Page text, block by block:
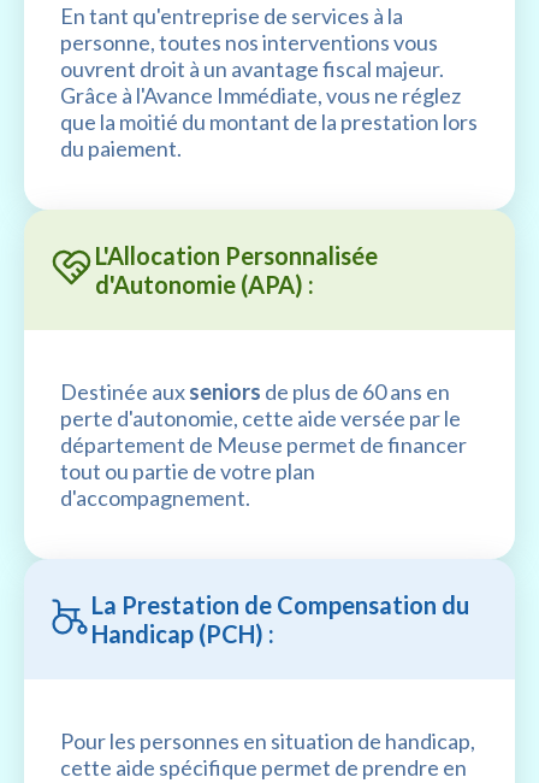
En tant qu'entreprise de services à la
personne, toutes nos interventions vous
ouvrent droit à un avantage fiscal majeur.
Grâce à l'Avance Immédiate, vous ne réglez
que la moitié du montant de la prestation lors
du paiement.
L'Allocation Personnalisée
d'Autonomie (APA) :
Destinée auxseniors de plus de 60 ans en
perte d'autonomie, cette aide versée par le
département de Meuse permet de financer
tout ou partie de votre plan
d'accompagnement.
La Prestation de Compensation du
Handicap (PCH) :
Pour les personnes en situation de handicap,
cette aide spécifique permet de prendre en